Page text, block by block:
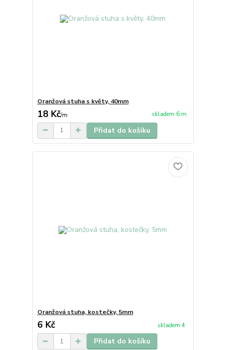
Oranžová stuha s květy, 40mm
18 Kč/m skladem 6 m
Přidat do košíku
Oranžová stuha, kostečky, 5mm
6 Kč skladem 4
Přidat do košíku